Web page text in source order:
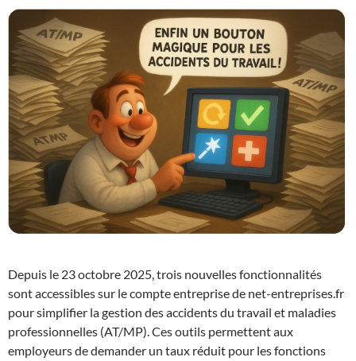
Depuis le 23 octobre 2025, trois nouvelles fonctionnalités
sont accessibles sur le compte entreprise de net-entreprises.fr
pour simplifier la gestion des accidents du travail et maladies
professionnelles (AT/MP). Ces outils permettent aux
employeurs de demander un taux réduit pour les fonctions